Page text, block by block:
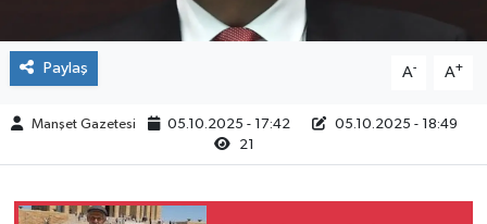
Paylaş A- A+
Manşet Gazetesi 05.10.2025 - 17:42
05.10.2025 - 18:49
21